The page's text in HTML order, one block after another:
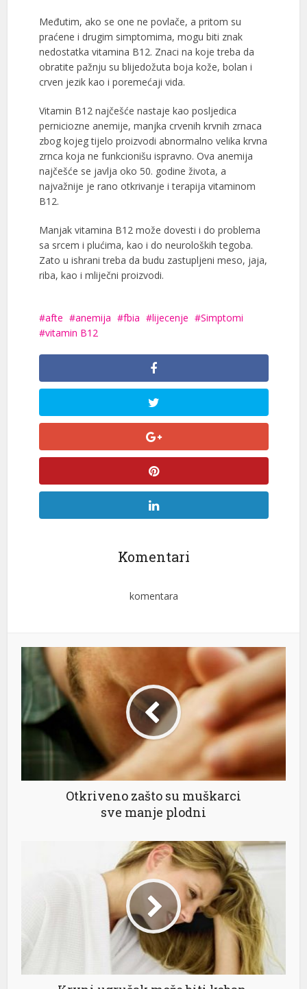
Međutim, ako se one ne povlače, a pritom su
praćene i drugim simptomima, mogu biti znak
nedostatka vitamina B12. Znaci na koje treba da
obratite pažnju su blijedožuta boja kože, bolan i
crven jezik kao i poremećaji vida.
Vitamin B12 najčešće nastaje kao posljedica
perniciozne anemije, manjka crvenih krvnih zrnaca
zbog kojeg tijelo proizvodi abnormalno velika krvna
zrnca koja ne funkcionišu ispravno. Ova anemija
najčešće se javlja oko 50. godine života, a
najvažnije je rano otkrivanje i terapija vitaminom
B12.
Manjak vitamina B12 može dovesti i do problema
sa srcem i plućima, kao i do neuroloških tegoba.
Zato u ishrani treba da budu zastupljeni meso, jaja,
riba, kao i mliječni proizvodi.
afte anemija fbia lijecenje
Simptomi
vitamin B12
Komentari
komentara
Otkriveno zašto su muškarci
sve manje plodni